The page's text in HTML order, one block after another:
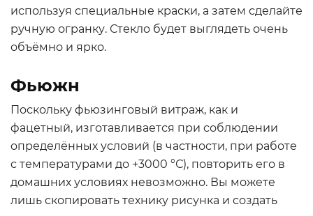
используя специальные краски, а затем сделайте
ручную огранку. Стекло будет выглядеть очень
объёмно и ярко.
Фьюжн
Поскольку фьюзинговый витраж, как и
фацетный, изготавливается при соблюдении
определённых условий (в частности, при работе
с температурами до +3000 °С), повторить его в
домашних условиях невозможно. Вы можете
лишь скопировать технику рисунка и создать